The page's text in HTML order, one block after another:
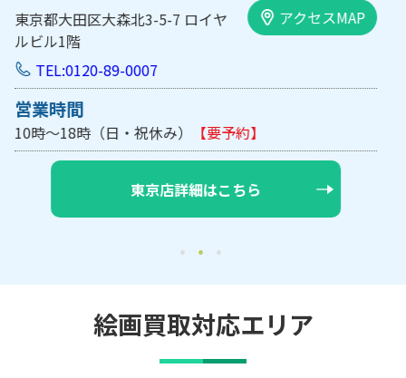
大阪市中央区内平野町1-1-5 西大
手前ビル103号
アクセスMAP
TEL:0120-89-0007
営業時間
10時～18時（日・祝休み/土曜は不定休）
大阪店詳細はこちら
絵画買取対応エリア